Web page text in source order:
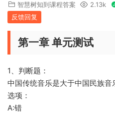
智慧树知到课程答案 2.13k
反馈回复
第一章 单元测试
1、判断题：
中国传统音乐是大于中国民族音
选项：
A:错